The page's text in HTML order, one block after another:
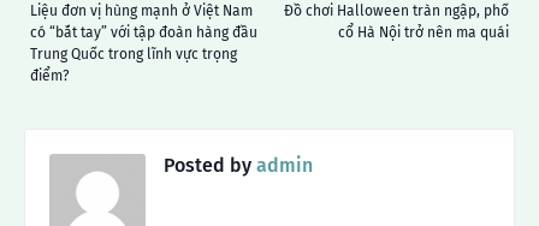
Đồ chơi Halloween tràn ngập, phố
cổ Hà Nội trở nên ma quái
Liệu đơn vị hùng mạnh ở Việt Nam
có “bắt tay” với tập đoàn hàng đầu
Trung Quốc trong lĩnh vực trọng
điểm?
Posted by admin